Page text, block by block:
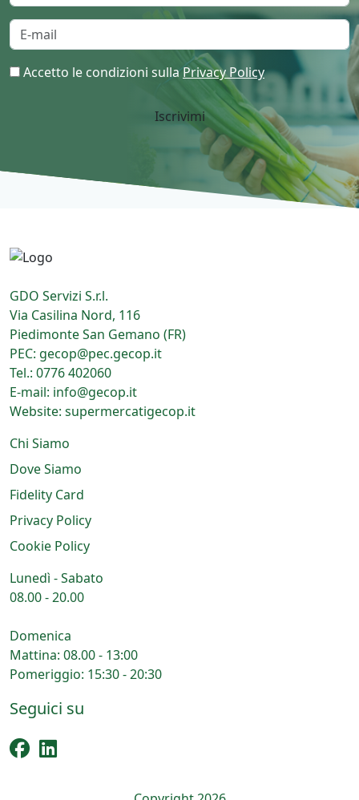
Accetto le condizioni sullaPrivacy Policy
GDO Servizi S.r.l.
Via Casilina Nord, 116
Piedimonte San Gemano (FR)
PEC: gecop@pec.gecop.it
Tel.: 0776 402060
E-mail: info@gecop.it
Website: supermercatigecop.it
Chi Siamo
Dove Siamo
Fidelity Card
Privacy Policy
Cookie Policy
Lunedì - Sabato
08.00 - 20.00
Domenica
Mattina: 08.00 - 13:00
Pomeriggio: 15:30 - 20:30
Seguici su